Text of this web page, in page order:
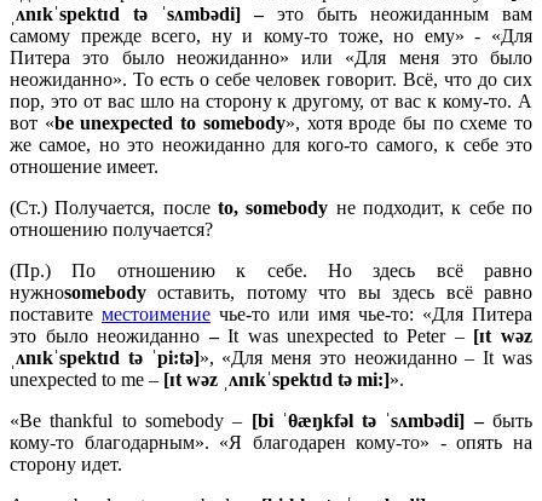
ˌʌnɪkˈspektɪd tə ˈsʌmbədi] – это быть неожиданным вам
самому прежде всего, ну и кому-то тоже, но ему» - «Для
Питера это было неожиданно» или «Для меня это было
неожиданно». То есть о себе человек говорит. Всё, что до сих
пор, это от вас шло на сторону к другому, от вас к кому-то. А
вот «beunexpectedto somebody», хотя вроде бы по схеме то
же самое, но это неожиданно для кого-то самого, к себе это
отношение имеет.
(Ст.) Получается, после to,somebody не подходит, к себе по
отношению получается?
(Пр.) По отношению к себе. Но здесь всё равно
нужноsomebody оставить, потому что вы здесь всё равно
поставите местоимение чье-то или имя чье-то: «Для Питера
это было неожиданно–It was unexpected to Peter –[ɪt wəz
ˌʌnɪkˈspektɪd tə ˈpi:tə]», «Для меня это неожиданно – It was
unexpected to me – [ɪt wəz ˌʌnɪkˈspektɪd tə mi:]».
«Be thankful to somebody – [bi ˈθæŋkfəl tə ˈsʌmbədi] –быть
кому-то благодарным». «Я благодарен кому-то» - опять на
сторону идет.